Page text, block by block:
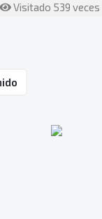
Visitado 539 veces